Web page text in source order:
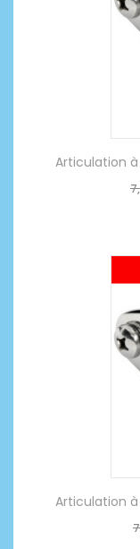
Articulation
Articulation